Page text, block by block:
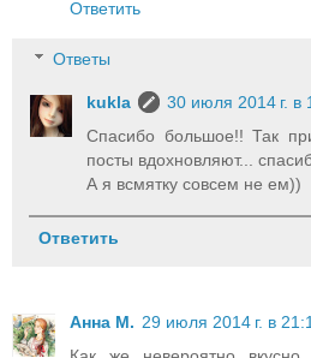
Ответить
Ответы
kukla
30 июля 2014 г. в
Спасибо большое!! Так
посты вдохновляют...
А я всмятку совсем не ем))
Ответить
Анна М. 29 июля 2014 г. в